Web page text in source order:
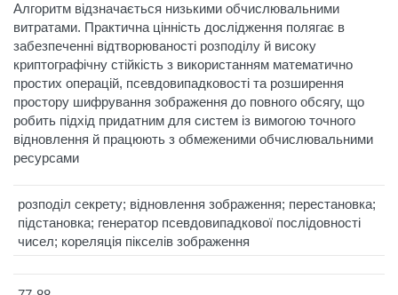
Алгоритм відзначається низькими обчислювальними
витратами. Практична цінність дослідження полягає в
забезпеченні відтворюваності розподілу й високу
криптографічну стійкість з використанням математично
простих операцій, псевдовипадковості та розширення
простору шифрування зображення до повного обсягу, що
робить підхід придатним для систем із вимогою точного
відновлення й працюють з обмеженими обчислювальними
ресурсами
розподіл секрету; відновлення зображення; перестановка;
підстановка; генератор псевдовипадкової послідовності
чисел; кореляція пікселів зображення